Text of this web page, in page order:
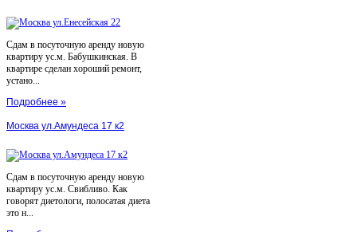
Сдам в посуточную аренду новую
квартиру ус.м. Бабушкинская. В
квартире сделан хороший ремонт,
устано...
Подробнее »
Москва ул.Амундеса 17 к2
Сдам в посуточную аренду новую
квартиру ус.м. Свибливо. Как
говорят диетологи, полосатая диета
это н...